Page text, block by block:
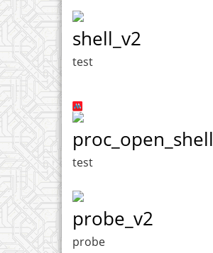
shell_v2
test
proc_open_shell
test
probe_v2
probe